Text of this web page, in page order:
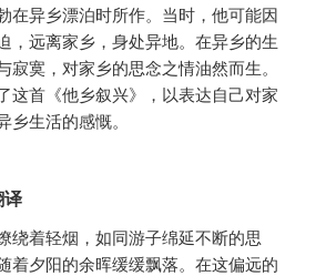
在异乡漂泊时所作。当时，他可能因
，远离家乡，身处异地。在异乡的生
寂寞，对家乡的思念之情油然而生。
这首《他乡叙兴》，以表达自己对家
乡生活的感慨。
译
绕着轻烟，如同游子绵延不断的思
着夕阳的余晖缓缓飘落。在这偏远的